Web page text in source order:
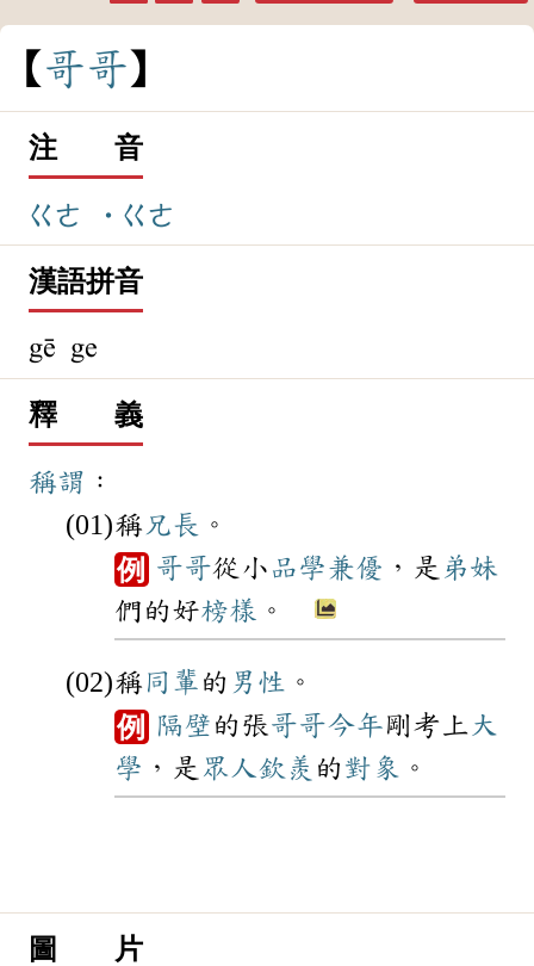
哥哥
注 音
ㄍㄜ ˙ㄍㄜ
漢語拼音
gē ge
釋 義
稱謂 ：
稱 兄長 。
例 哥哥從小 品學兼優 ，是 弟妹
們的好榜樣 。
稱同輩 的 男性 。
例 隔壁 的張哥哥今年剛考上 大
學 ，是 眾人 欽羨 的 對象 。
圖 片